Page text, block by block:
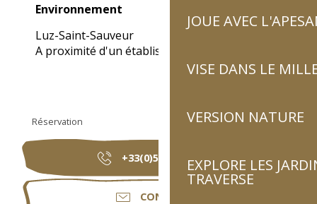
JOUE AVEC
VISE DANS LE
VERSION NATURE
EXPLORE LES
TRAVERSE
Environnement
Environnement
Luz-Saint-Sauveur
A proximité d'un établissement thermal
Réservation
+33(0)5 62 97 49▒▒
CONTACTER